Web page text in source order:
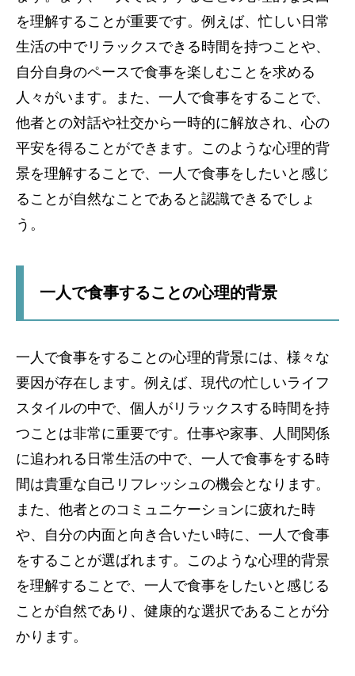
を理解することが重要です。例えば、忙しい日常
生活の中でリラックスできる時間を持つことや、
自分自身のペースで食事を楽しむことを求める
人々がいます。また、一人で食事をすることで、
他者との対話や社交から一時的に解放され、心の
平安を得ることができます。このような心理的背
景を理解することで、一人で食事をしたいと感じ
ることが自然なことであると認識できるでしょ
う。
一人で食事することの心理的背景
一人で食事をすることの心理的背景には、様々な
要因が存在します。例えば、現代の忙しいライフ
スタイルの中で、個人がリラックスする時間を持
つことは非常に重要です。仕事や家事、人間関係
に追われる日常生活の中で、一人で食事をする時
間は貴重な自己リフレッシュの機会となります。
また、他者とのコミュニケーションに疲れた時
や、自分の内面と向き合いたい時に、一人で食事
をすることが選ばれます。このような心理的背景
を理解することで、一人で食事をしたいと感じる
ことが自然であり、健康的な選択であることが分
かります。